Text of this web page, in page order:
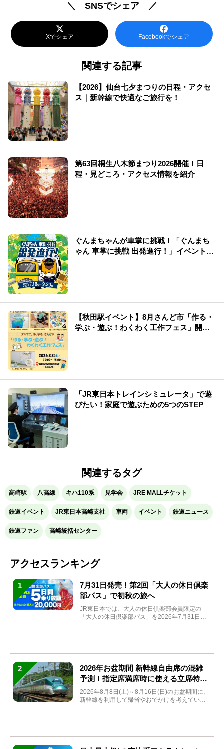
＼ SNSでシェア ／
Xでシェア Facebookでシェア
関連する記事
【2026】仙台七夕まつりの日程・アクセ
ス｜新幹線で快適なご旅行を！
第63回桐生八木節まつり2026開催！日
程・見どころ・アクセス情報を紹介
ぐんまちゃんが車掌に挑戦！「ぐんまち
ゃん 車掌に挑戦 出発進行！」イベント情
【秋田駅イベント】8月さんど市「作る・
学ぶ・遊ぶ！わくわく工作フェス」開
「JR東日本トレインシミュレータ」で遊
びたい！家庭で遊ぶための5つのSTEP
関連するタグ
高崎駅 八高線 キハ110系 見学会 JRE MALLチケット
鉄道イベント JR東日本高崎支社 車両 イベント 鉄道ニュース
鉄道ファン 高崎統括センター
アクセスランキング
1
7月31日発売！第2回「大人の休日倶楽
部パス」で初秋の旅へ
JR東日本では、大人の休日倶楽部会員限定の
「大人の休日倶楽部パス」を2026年7月31日
2
2026年お盆期間 新幹線自由席の混雑
予測！指定席満席時に使える立席特急
券も解説
2026年8月8日(土)～8月16日(日)のお盆期間に、
新幹線を利用して帰省やおでかけを考えている